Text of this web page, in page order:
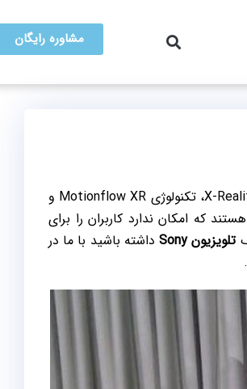
مشاوره رایگان
کیفیت تصویر 4K HDR، تراشه X1 برای پردازش تصاویر، موتور پردازشگر تصاویر X-Reality PRO، تکنولوژی Motionflow XR و
که امکان ندارد کاربران را برای
تلویزیون Sony
داشته باشید با ما در